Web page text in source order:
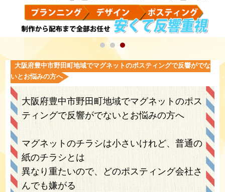
大阪府豊中市野田町地域でマグネットのポスティングで反響がでな
いとお悩みの方へ
大阪府豊中市野田町地域でマグネットのポス
ティングで反響がでないとお悩みの方へ
マグネットのチラシは小さいけれど、普通の
紙のチラシとは
異なり重たいので、どのポスティング会社さ
んでも嫌がる